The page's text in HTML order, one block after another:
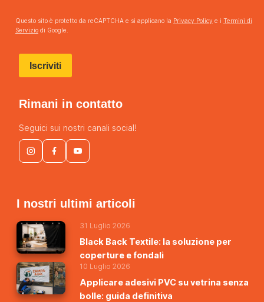
Questo sito è protetto da reCAPTCHA e si applicano la Privacy Policy e i Termini di
Servizio di Google.
Iscriviti
Rimani in contatto
Seguici sui nostri canali social!
I nostri ultimi articoli
31 Luglio 2026
Black Back Textile: la soluzione per
coperture e fondali
10 Luglio 2026
Applicare adesivi PVC su vetrina senza
bolle: guida definitiva